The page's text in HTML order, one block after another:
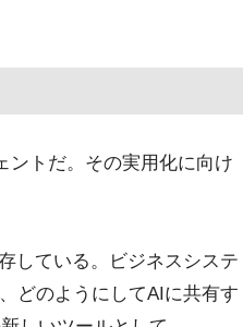
ントだ。その実用化に向け
している。ビジネスシステ
どのようにしてAIに共有す